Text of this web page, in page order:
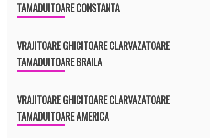
TAMADUITOARE CONSTANTA
VRAJITOARE GHICITOARE CLARVAZATOARE
TAMADUITOARE BRAILA
VRAJITOARE GHICITOARE CLARVAZATOARE
TAMADUITOARE AMERICA